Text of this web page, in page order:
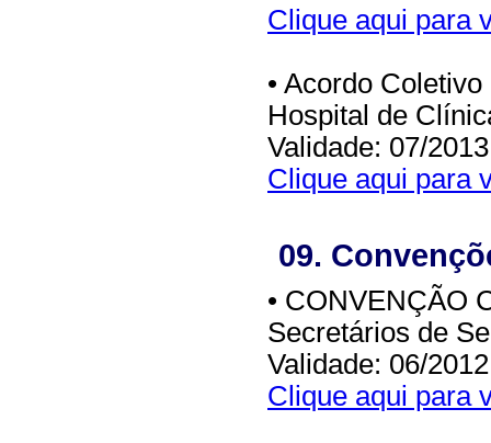
Clique aqui para
• Acordo
Hospital de
Validade: 07/
Clique aqui para
09.
• CONVENÇÃO
Secretários de
Validade: 06/
Clique aqui para